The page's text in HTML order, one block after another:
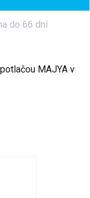
MAJYA v
do 66 dní